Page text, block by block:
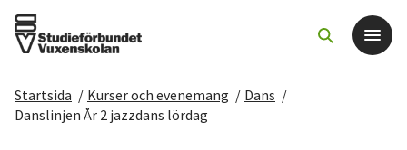
Det här gör vi
Startsida / Kurser och evenemang / Dans /
Danslinjen År 2 jazzdans lördag